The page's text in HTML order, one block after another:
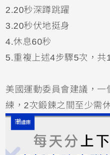
2.20秒深蹲跳躍
3.20秒伏地挺身
4.休息60秒
5.重複上述4步驟5次，共
美國運動委員會建議，一
練，2次鍛鍊之間至少需